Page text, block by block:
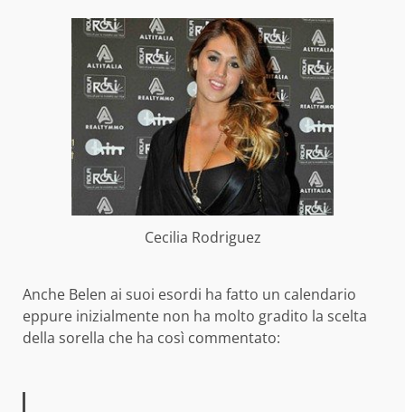
Cecilia Rodriguez
Anche Belen ai suoi esordi ha fatto un calendario
eppure inizialmente non ha molto gradito la scelta
della sorella che ha così commentato: